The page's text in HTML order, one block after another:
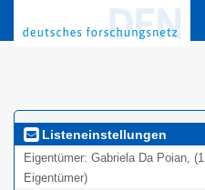
Listeneinstellungen
Eigentümer: Gabriela Da Poian, (1
Eigentümer)